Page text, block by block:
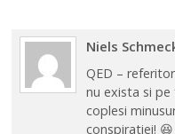
Niels
QED –
nu exista si pe
coplesi
conspiratiei!